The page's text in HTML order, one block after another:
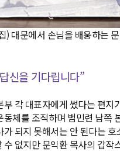
대문에서 손님을 배웅하는
신을 기다립니다”
부 각 대표자에게 썼다는 편
동체를 조직하며 범민련 남쪽
되지 못해서는 안 된다는
수 없지만 문익환 목사의 갑